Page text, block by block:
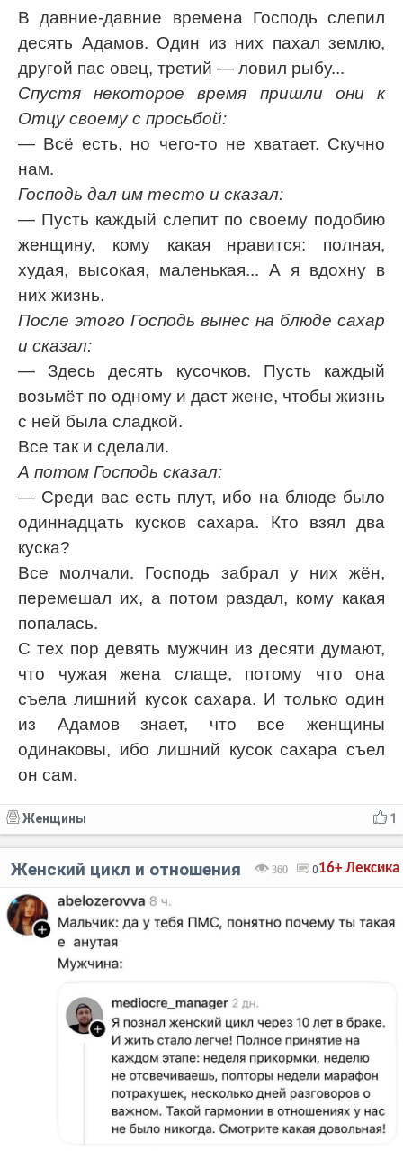
В давние-давние времена Господь слепил
десять Адамов. Один из них пахал землю,
другой пас овец, третий — ловил рыбу...
Спустя некоторое время пришли они к
Отцу своему с просьбой:
— Всё есть, но чего-то не хватает. Скучно
нам.
Господь дал им тесто и сказал:
— Пусть каждый слепит по своему подобию
женщину, кому какая нравится: полная,
худая, высокая, маленькая... А я вдохну в
них жизнь.
После этого Господь вынес на блюде сахар
и сказал:
— Здесь десять кусочков. Пусть каждый
возьмёт по одному и даст жене, чтобы жизнь
с ней была сладкой.
Все так и сделали.
А потом Господь сказал:
— Среди вас есть плут, ибо на блюде было
одиннадцать кусков сахара. Кто взял два
куска?
Все молчали. Господь забрал у них жён,
перемешал их, а потом раздал, кому какая
попалась.
С тех пор девять мужчин из десяти думают,
что чужая жена слаще, потому что она
съела лишний кусок сахара. И только один
из Адамов знает, что все женщины
одинаковы, ибо лишний кусок сахара съел
он сам.
1
Женщины
Лексика
16+
360 0
Женский цикл и отношения